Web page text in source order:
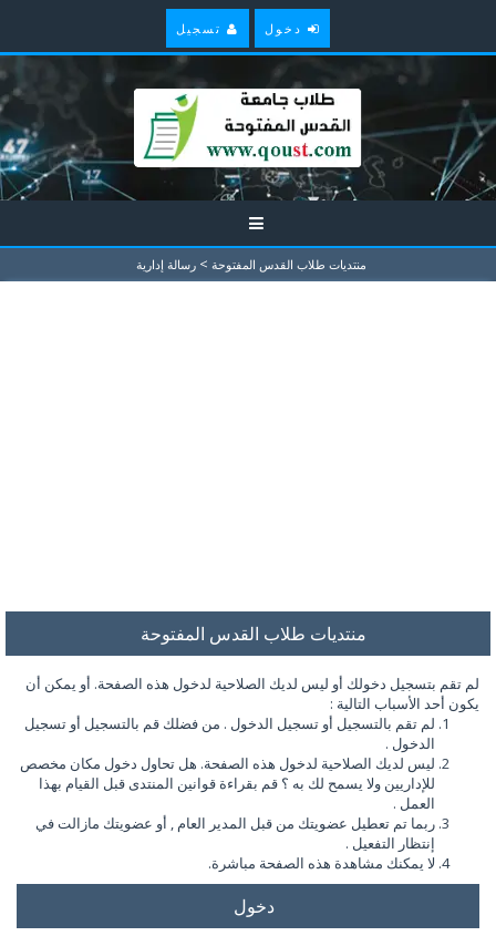
دخول تسجيل
منتديات طلاب القدس المفتوحة > رسالة إدارية
منتديات طلاب القدس المفتوحة
لم تقم بتسجيل دخولك أو ليس لديك الصلاحية لدخول هذه الصفحة. أو يمكن أن
يكون أحد الأسباب التالية :
لم تقم بالتسجيل أو تسجيل الدخول . من فضلك قم بالتسجيل أو تسجيل
الدخول .
ليس لديك الصلاحية لدخول هذه الصفحة. هل تحاول دخول مكان مخصص
للإداريين ولا يسمح لك به ؟ قم بقراءة قوانين المنتدى قبل القيام بهذا
العمل .
ربما تم تعطيل عضويتك من قبل المدير العام , أو عضويتك مازالت في
إنتظار التفعيل .
لا يمكنك مشاهدة هذه الصفحة مباشرة.
دخول